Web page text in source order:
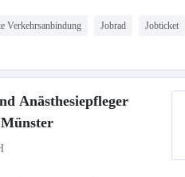
Verkehrsanbindung Jobrad Jobticket
Anästhesiepfleger